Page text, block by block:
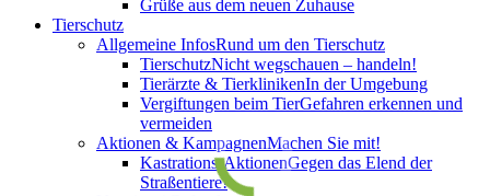
Grüße aus dem neuen Zuhause
Tierschutz
Allgemeine InfosRund um den Tierschutz
TierschutzNicht wegschauen – handeln!
Tierärzte & TierklinikenIn der Umgebung
Vergiftungen beim TierGefahren erkennen und
vermeiden
Aktionen & KampagnenMachen Sie mit!
Kastrations-AktionenGegen das Elend der
Straßentiere!